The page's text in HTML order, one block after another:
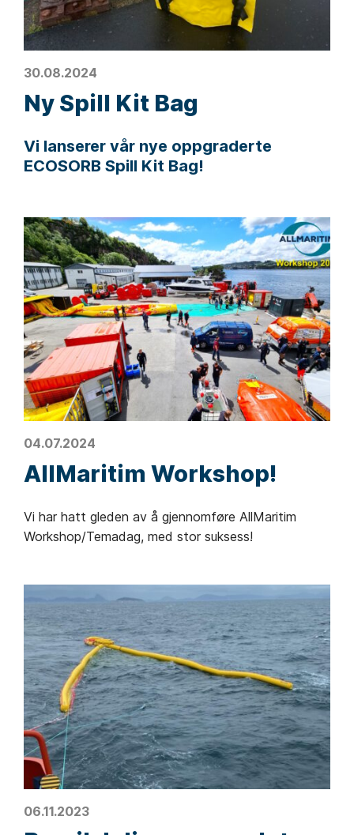
30.08.2024
Ny Spill Kit Bag
Vi lanserer vår nye oppgraderte
ECOSORB Spill Kit Bag!
04.07.2024
AllMaritim Workshop!
Vi har hatt gleden av å gjennomføre AllMaritim
Workshop/Temadag, med stor suksess!
06.11.2023